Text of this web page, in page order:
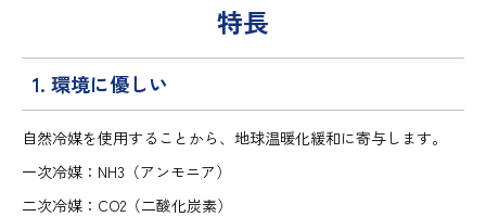
特長
1. 環境に優しい
自然冷媒を使用することから、地球温暖化緩和に寄与します。
一次冷媒：NH3（アンモニア）
二次冷媒：CO2（二酸化炭素）